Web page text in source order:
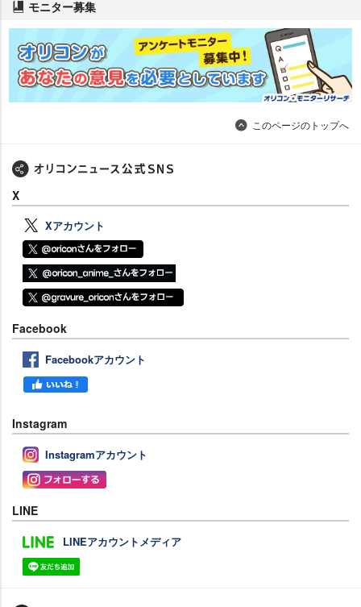
モニター募集
このページのトップへ
X
Xアカウント
Facebook
Facebookアカウント
Instagram
Instagramアカウント
LINE
LINEアカウントメディア